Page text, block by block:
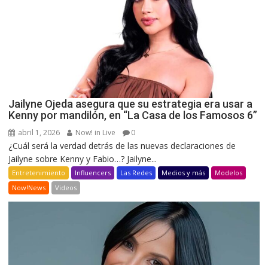
Jailyne Ojeda asegura que su estrategia era usar a
Kenny por mandilón, en “La Casa de los Famosos 6”
abril 1, 2026 Now! in Live 0
¿Cuál será la verdad detrás de las nuevas declaraciones de
Jailyne sobre Kenny y Fabio…? Jailyne...
Entretenimiento Influencers Las Redes Medios y más
Modelos
Now!News
Videos